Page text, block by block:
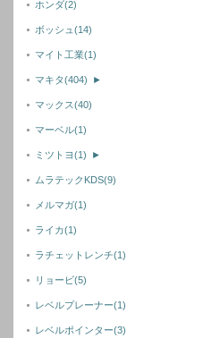
ホンダ(2)
ボッシュ (14)
マイト工業(1)
マキタ(404) ►
マックス(40)
マーベル(1)
ミツトヨ(1) ►
ムラテックKDS(9)
メルマガ(1)
ライカ(1)
ラチェットレンチ(1)
リョービ(5)
レベルプレーナー(1)
レベルポインター(3)